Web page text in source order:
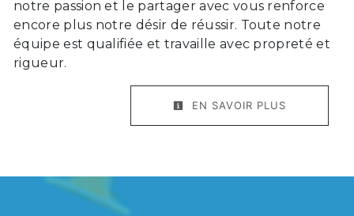
notre passion et le partager avec vous renforce
encore plus notre désir de réussir. Toute notre
équipe est qualifiée et travaille avec propreté et
rigueur.
EN SAVOIR PLUS